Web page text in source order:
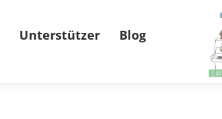
Unterstützer Blog